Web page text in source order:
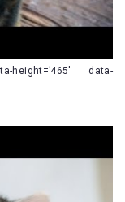
data-